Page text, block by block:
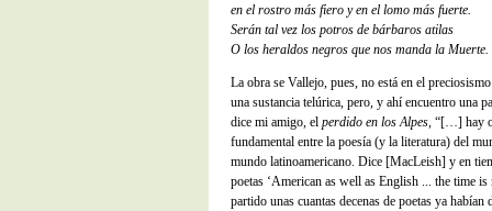
en el rostro más fiero y en el lomo más fuerte.
Serán tal vez los potros de bárbaros atilas
O los heraldos negros que nos manda la Muerte.
La obra se Vallejo, pues, no está en el
una sustancia telúrica, pero, y ahí encuentro una
dice mi amigo, el perdido en los Alpes, “[…] hay
fundamental entre la poesía (y la literatura) del
mundo latinoamericano. Dice [MacLeish] y en
poetas ‘American as well as English ... the time is
partido unas cuantas decenas de poetas ya